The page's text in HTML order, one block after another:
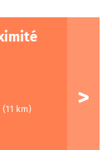
(11 km)